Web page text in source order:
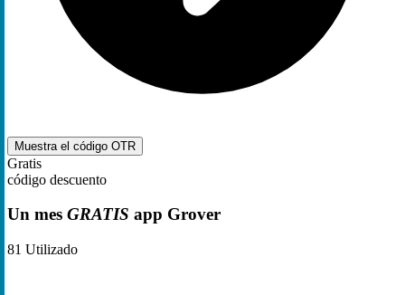
Muestra el código OTR
Gratis
código descuento
Un mes GRATIS app Grover
81 Utilizado